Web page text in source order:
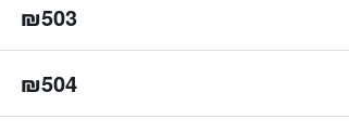
₪503
₪504